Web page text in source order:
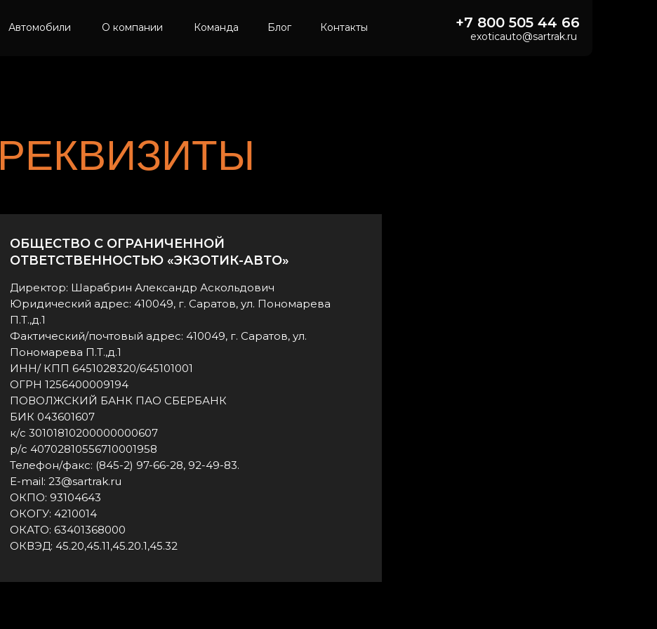
exoticauto@sartrak.ru
+7 800 505 44 66
Контакты
О компании
Автомобили Блог
Команда
РЕКВИЗИТЫ
ОБЩЕСТВО С ОГРАНИЧЕННОЙ
ОТВЕТСТВЕННОСТЬЮ «ЭКЗОТИК-АВТО»
Директор: Шарабрин Александр Аскольдович
Юридический адрес: 410049, г. Саратов, ул. Пономарева
П.Т.,д.1
Фактический/почтовый адрес: 410049, г. Саратов, ул.
Пономарева П.Т.,д.1
ИНН/ КПП 6451028320/645101001
ОГРН 1256400009194
ПОВОЛЖСКИЙ БАНК ПАО СБЕРБАНК
БИК 043601607
к/с 30101810200000000607
р/с 40702810556710001958
Телефон/факс: (845-2) 97-66-28, 92-49-83.
E-mail: 23@sartrak.ru
ОКПО: 93104643
ОКОГУ: 4210014
ОКАТО: 63401368000
ОКВЭД: 45.20,45.11,45.20.1,45.32